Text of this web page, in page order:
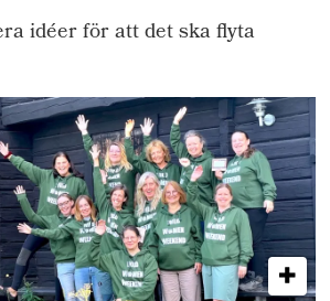
idéer för att det ska flyta